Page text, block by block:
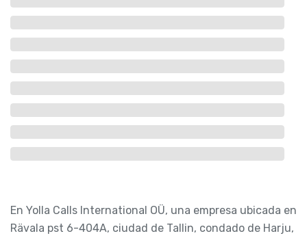
En Yolla Calls International OÜ, una empresa ubicada en
Rävala pst 6-404A, ciudad de Tallin, condado de Harju,